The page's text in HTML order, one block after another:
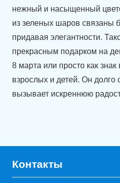
нежный и насыщенный
из зеленых шаров связаны
придавая элегантности.
прекрасным подарком на
8 марта или просто как
взрослых и детей. Он долго
вызывает искреннюю
Контакты